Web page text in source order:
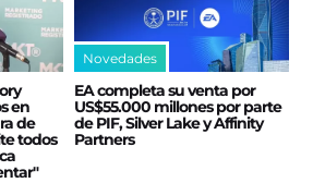
en
de
todos
Novedades
EA completa su venta por
US$55.000 millones por parte
de PIF, Silver Lake y Affinity
Partners